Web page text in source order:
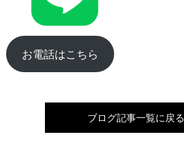
お電話はこちら
ブログ記事一覧に戻る